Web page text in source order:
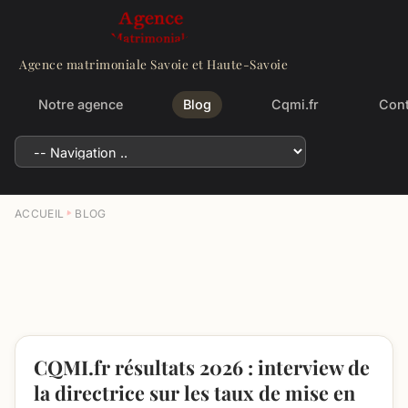
Agence matrimoniale Savoie et Haute-Savoie
Notre agence Blog Cqmi.fr
ACCUEIL BLOG
CQMI.fr résultats 2026 : interview de
la directrice sur les taux de mise en